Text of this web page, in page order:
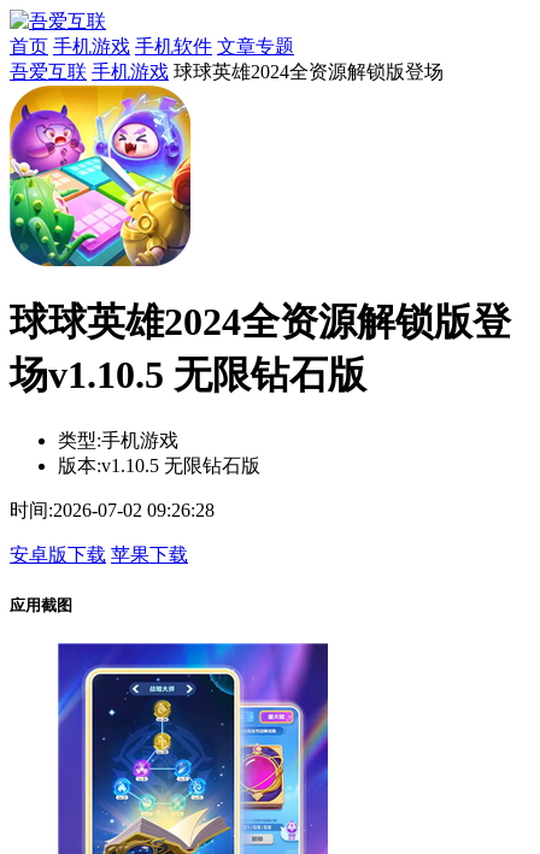
首页 手机游戏 手机软件 文章专题
吾爱互联 手机游戏 球球英雄2024全资源解锁版登场
球球英雄2024全资源解锁版登
场v1.10.5 无限钻石版
类型:手机游戏
版本:v1.10.5 无限钻石版
时间:2026-07-02 09:26:28
安卓版下载 苹果下载
应用截图